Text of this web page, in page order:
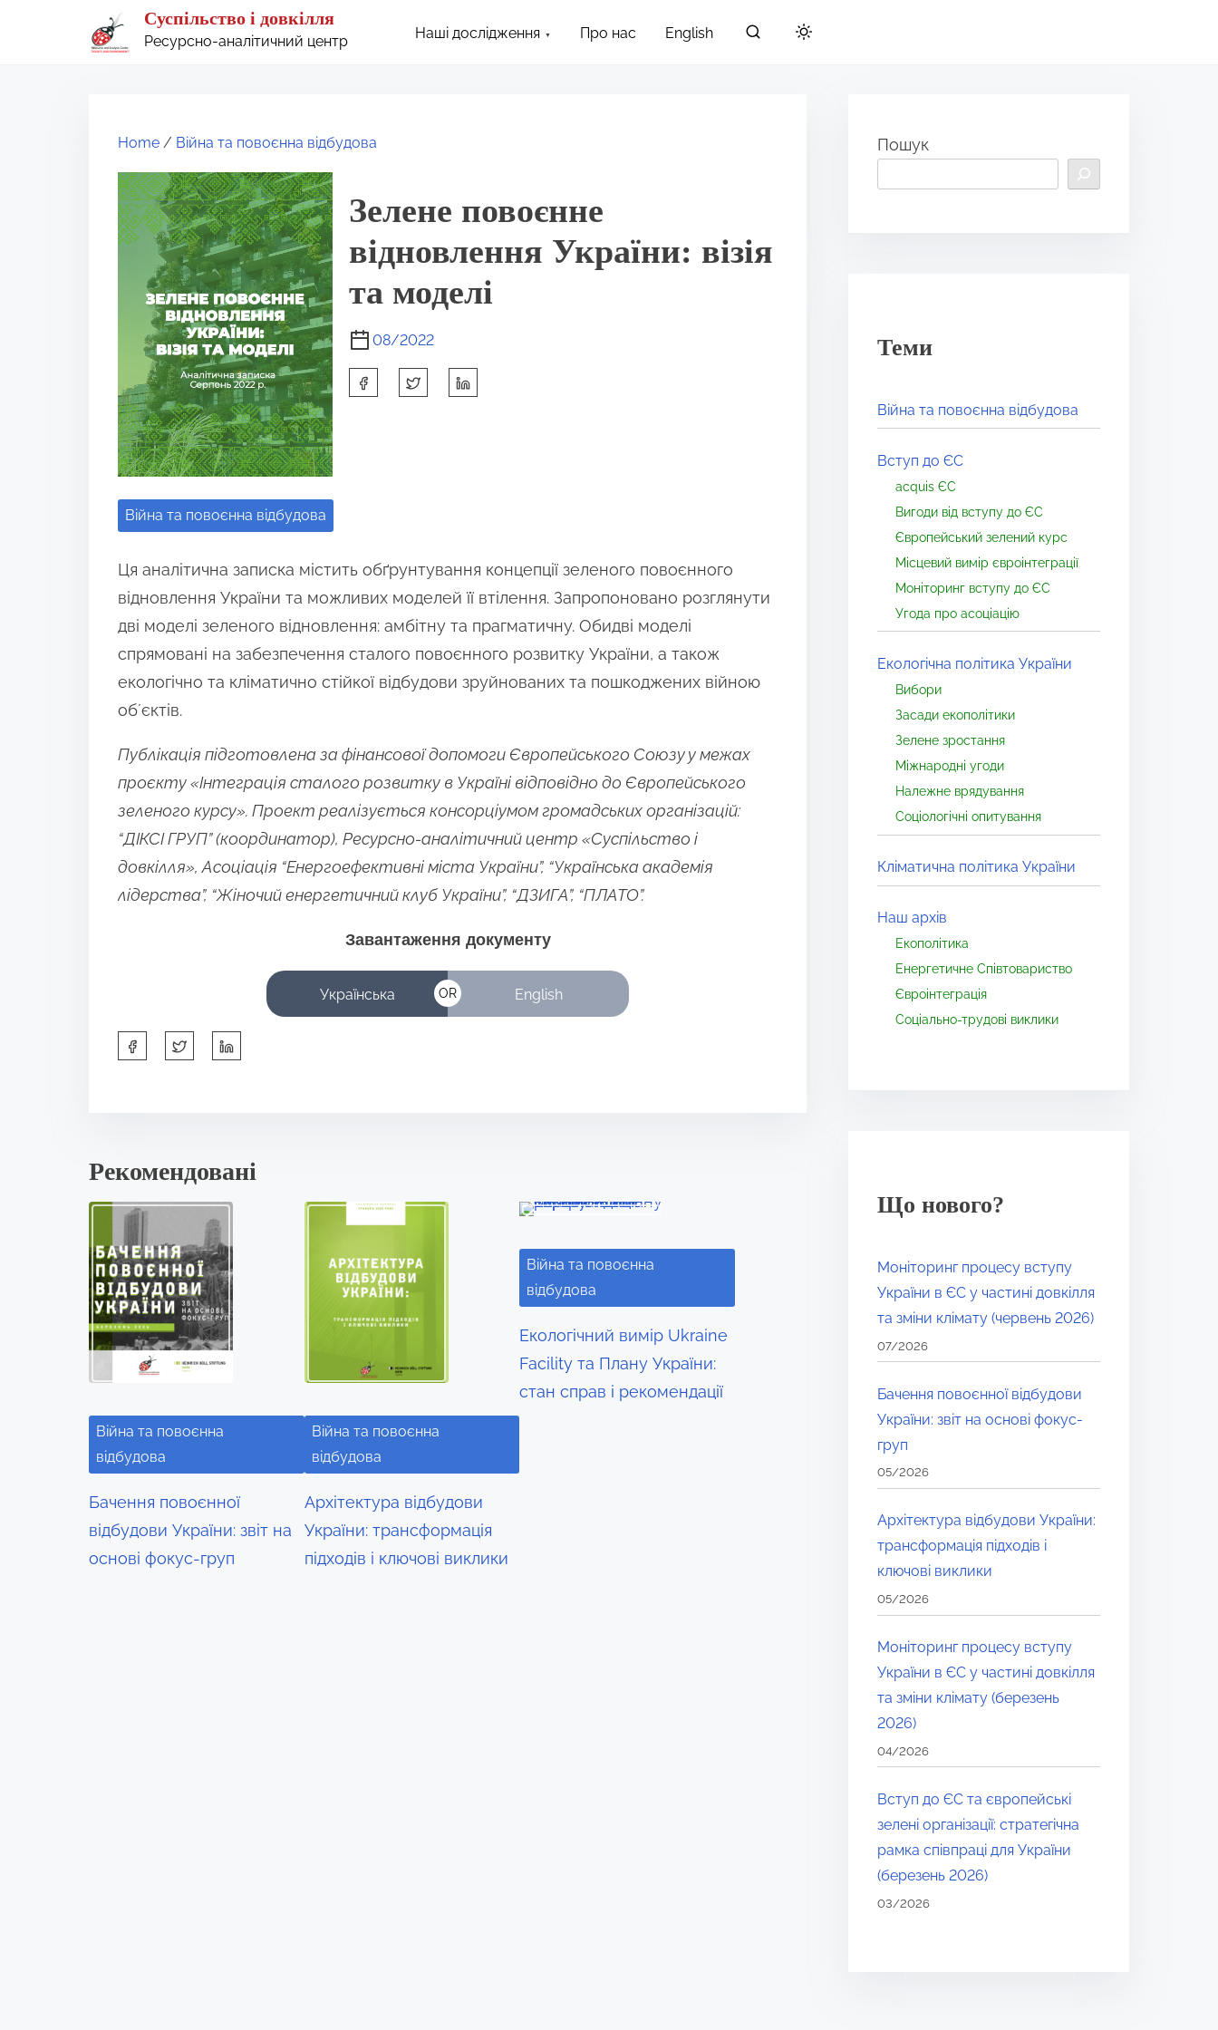
Суспільство і довкілля
Ресурсно-аналітичний центр Наші дослідження Про нас English
Home / Війна та повоєнна відбудова
Зелене повоєнне
відновлення України: візія
та моделі
08/2022
i
s
p
o
s
o
Війна та повоєнна відбудова
Ця аналітична записка містить обґрунтування концепції зеленого повоєнного
відновлення України та можливих моделей її втілення. Запропоновано розглянути
дві моделі зеленого відновлення: амбітну та прагматичну. Обидві моделі
спрямовані на забезпечення сталого повоєнного розвитку України, а також
екологічно та кліматично стійкої відбудови зруйнованих та пошкоджених війною
обʼєктів.
Публікація підготовлена за фінансової допомоги Європейського Союзу у межах
проєкту «Інтеграція сталого розвитку в Україні відповідно до Європейського
зеленого курсу». Проект реалізується консорціумом громадських організацій:
“ДІКСІ ГРУП” (координатор), Ресурсно-аналітичний центр «Суспільство і
довкілля», Асоціація “Енергоефективні міста України”, “Українська академія
лідерства”, “Жіночий енергетичний клуб України”, “ДЗИГА”, “ПЛАТО”.
Завантаження документу
Українська OR English
t
s
p
o
s
t
Рекомендовані
Війна та повоєнна
відбудова
Бачення повоєнної
відбудови України: звіт на
основі фокус-груп
Війна та повоєнна
відбудова
Архітектура відбудови
України: трансформація
підходів і ключові виклики
Війна та повоєнна
відбудова
Екологічний вимір Ukraine
Facility та Плану України:
стан справ і рекомендації
Пошук
Теми
Війна та повоєнна відбудова
Вступ до ЄС
acquis ЄС
Вигоди від вступу до ЄС
Європейський зелений курс
Місцевий вимір євроінтеграції
Моніторинг вступу до ЄС
Угода про асоціацію
Екологічна політика України
Вибори
Засади екополітики
Зелене зростання
Міжнародні угоди
Належне врядування
Соціологічні опитування
Кліматична політика України
Наш архів
Екополітика
Енергетичне Співтовариство
Євроінтеграція
Соціально-трудові виклики
Що нового?
Моніторинг процесу вступу
України в ЄС у частині довкілля
та зміни клімату (червень 2026)
07/2026
Бачення повоєнної відбудови
України: звіт на основі фокус-
груп
05/2026
Архітектура відбудови України:
трансформація підходів і
ключові виклики
05/2026
Моніторинг процесу вступу
України в ЄС у частині довкілля
та зміни клімату (березень
2026)
04/2026
Вступ до ЄС та європейські
зелені організації: стратегічна
рамка співпраці для України
(березень 2026)
03/2026